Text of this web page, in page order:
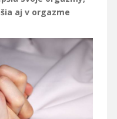
aj v orgazme